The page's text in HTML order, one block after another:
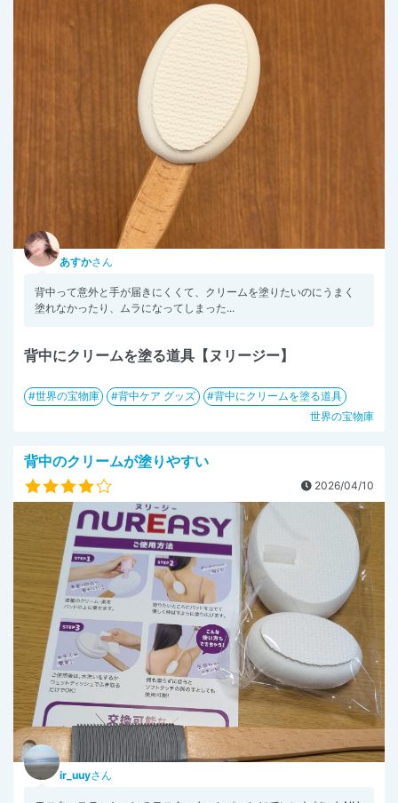
あすかさん
背中って意外と手が届きにくくて、クリームを塗りたいのにうまく
塗れなかったり、ムラになってしまった...
背中にクリームを塗る道具【ヌリージー】
世界の宝物庫 背中ケア グッズ
背中にクリームを塗る道具
世界の宝物庫
背中のクリームが塗りやすい
2026/04/10
ir_uuyさん